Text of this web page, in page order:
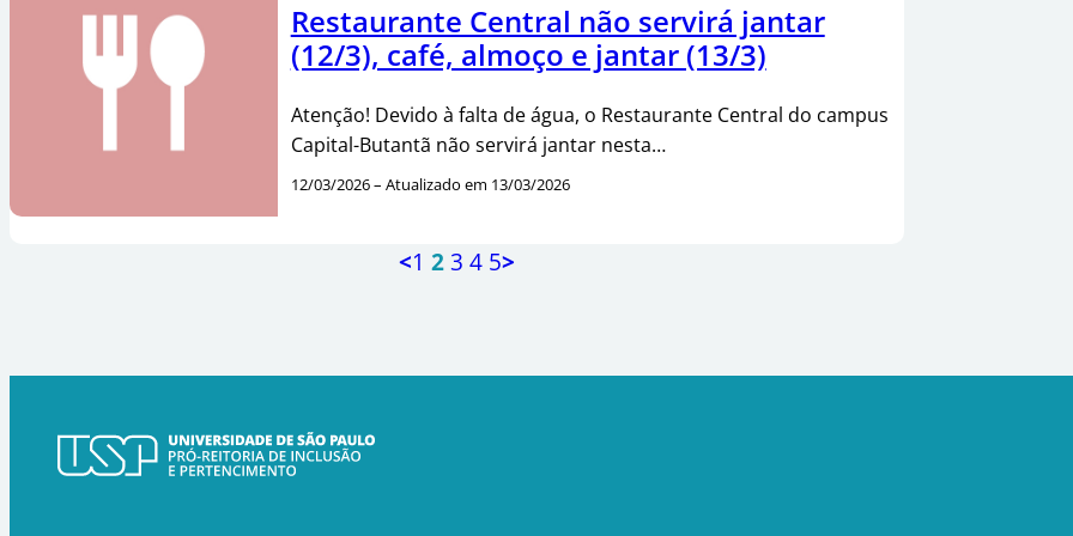
Restaurante Central não servirá jantar
(12/3), café, almoço e jantar (13/3)
Atenção! Devido à falta de água, o Restaurante Central do campus
Capital-Butantã não servirá jantar nesta…
12/03/2026 – Atualizado em 13/03/2026
<1 23 4 5>